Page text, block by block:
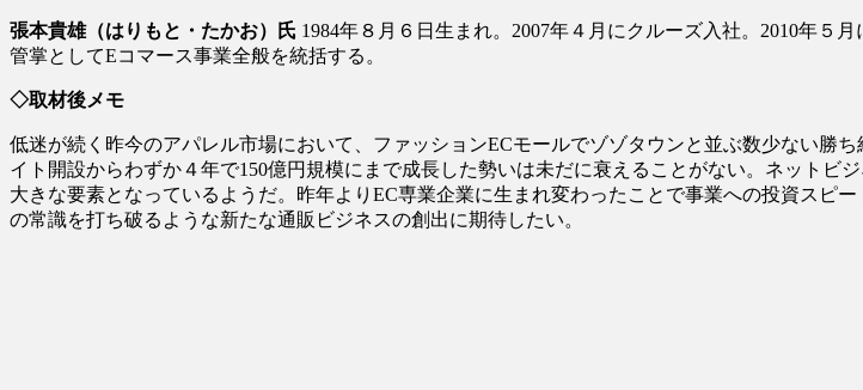
張本貴雄（はりもと・たかお）氏 1984年８月６日生まれ。2007年４月にクルーズ入社。2010年５
管掌としてEコマース事業全般を統括する。
◇取材後メモ
低迷が続く昨今のアパレル市場において、ファッションECモールでゾゾタウンと並ぶ数少ない勝
イト開設からわずか４年で150億円規模にまで成長した勢いは未だに衰えることがない。ネット
大きな要素となっているようだ。昨年よりEC専業企業に生まれ変わったことで事業への投資スピ
の常識を打ち破るような新たな通販ビジネスの創出に期待したい。